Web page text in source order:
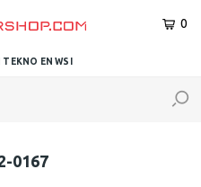
0
TEKNO EN WSI
0167